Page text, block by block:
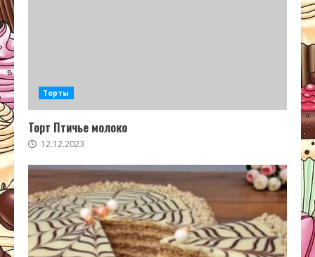
Торты
Торт Птичье молоко
12.12.2023